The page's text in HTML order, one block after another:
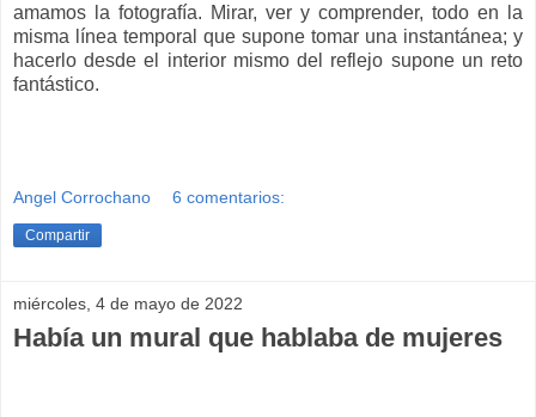
amamos la fotografía. Mirar, ver y comprender, todo en la
misma línea temporal que supone tomar una instantánea; y
hacerlo desde el interior mismo del reflejo supone un reto
fantástico.
Angel Corrochano 6 comentarios:
Compartir
miércoles, 4 de mayo de 2022
Había un mural que hablaba de mujeres